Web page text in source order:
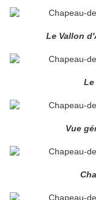
Le Vallon
Le
Vue